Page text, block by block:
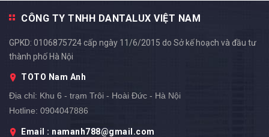
CÔNG TY TNHH DANTALUX VIỆT NAM
GPKD: 0106875724 cấp ngày 11/6/2015 do Sở kế hoạch và đầu tư
thành phố Hà Nội
TOTO Nam Anh
Địa chỉ: Khu 6 - trạm Trôi - Hoài Đức - Hà Nội
Hotline: 0904047886
Email : namanh788@gmail.com